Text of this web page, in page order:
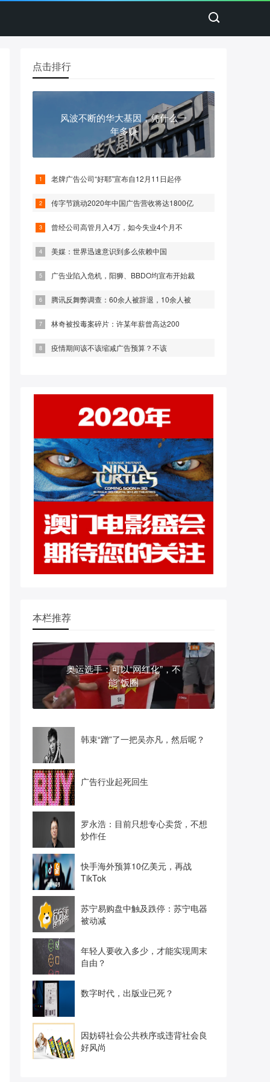
点击排行
风波不断的华大基因，凭什么一
年多赚
老牌广告公司“好耶”宣布自12月11日起停
传字节跳动2020年中国广告营收将达1800亿
曾经公司高管月入4万，如今失业4个月不
美媒：世界迅速意识到多么依赖中国
广告业陷入危机，阳狮、BBDO均宣布开始裁
腾讯反舞弊调查：60余人被辞退，10余人被
林奇被投毒案碎片：许某年薪曾高达200
疫情期间该不该缩减广告预算？不该
本栏推荐
奥运选手：可以“网红化”，不
能“饭圈
韩束“蹭”了一把吴亦凡，然后呢？
广告行业起死回生
罗永浩：目前只想专心卖货，不想
炒作任
快手海外预算10亿美元，再战
TikTok
苏宁易购盘中触及跌停：苏宁电器
被动减
年轻人要收入多少，才能实现周末
自由？
数字时代，出版业已死？
因妨碍社会公共秩序或违背社会良
好风尚